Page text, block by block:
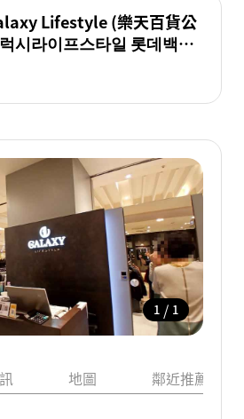
Lifestyle (樂天百貨公
시라이프스타일 롯데백화
1 / 1
地圖 鄰近推薦景點